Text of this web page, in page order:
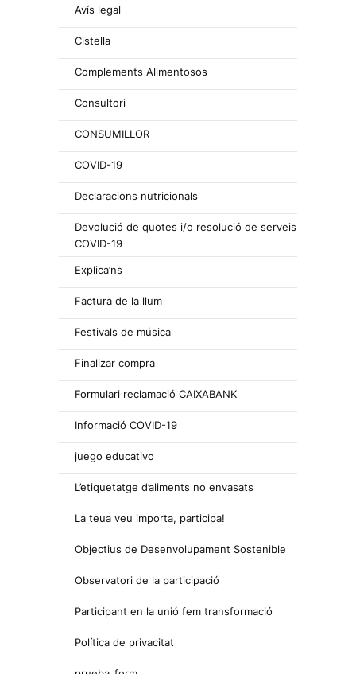
Avís legal
Cistella
Complements Alimentosos
Consultori
CONSUMILLOR
COVID-19
Declaracions nutricionals
Devolució de quotes i/o resolució de serveis
COVID-19
Explica’ns
Factura de la llum
Festivals de música
Finalizar compra
Formulari reclamació CAIXABANK
Informació COVID-19
juego educativo
L’etiquetatge d’aliments no envasats
La teua veu importa, participa!
Objectius de Desenvolupament Sostenible
Observatori de la participació
Participant en la unió fem transformació
Política de privacitat